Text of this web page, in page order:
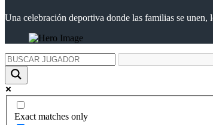
Una celebración deportiva donde las familias se
Exact matches only